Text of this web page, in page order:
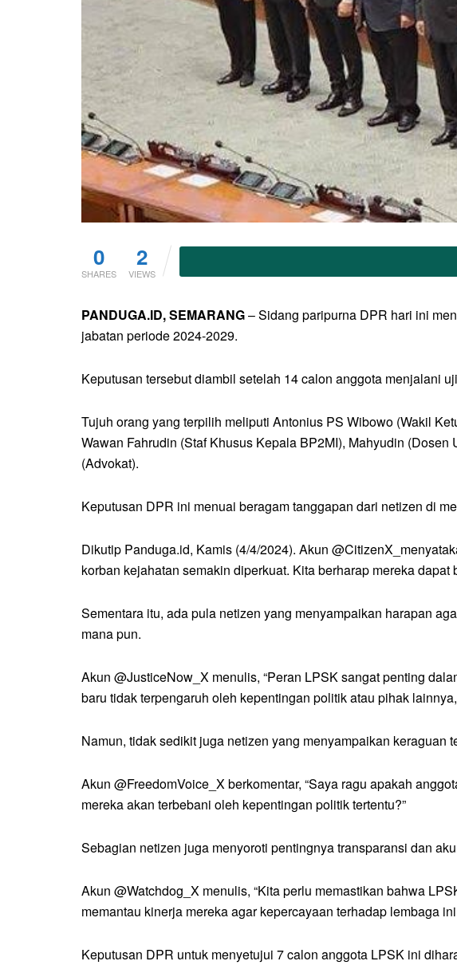
0
SHARES
2
VIEWS
PANDUGA.ID, SEMARANG– Sidang paripurna DPR hari ini
jabatan periode 2024-2029.
Keputusan tersebut diambil setelah 14 calon anggota menjalani
Tujuh orang yang terpilih meliputi Antonius PS Wibowo (Wakil
Wawan Fahrudin (Staf Khusus Kepala BP2MI), Mahyudin
(Advokat).
Keputusan DPR ini menuai beragam tanggapan dari netizen di
Dikutip Panduga.id, Kamis (4/4/2024). Akun
korban kejahatan semakin diperkuat. Kita berharap mereka
Sementara itu, ada pula netizen yang menyampaikan harapan
mana pun.
Akun @JusticeNow_X menulis, “Peran LPSK sangat penting
baru tidak terpengaruh oleh kepentingan politik atau pihak
Namun, tidak sedikit juga netizen yang menyampaikan
Akun @FreedomVoice_X berkomentar, “Saya ragu apakah
mereka akan terbebani oleh kepentingan politik tertentu?”
Sebagian netizen juga menyoroti pentingnya transparansi dan
Akun @Watchdog_X menulis, “Kita perlu memastikan bahwa
memantau kinerja mereka agar kepercayaan terhadap lembaga
Keputusan DPR untuk menyetujui 7 calon anggota LPSK ini